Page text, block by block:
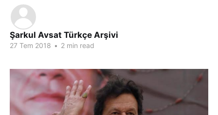
Şarkul Avsat Türkçe Arşivi
27 Tem 2018 • 2 min read